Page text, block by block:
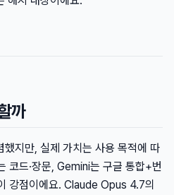
까
했지만, 실제 가치는 사용 목적에 따
코드·장문, Gemini는 구글 통합+번
강점이에요. Claude Opus 4.7의